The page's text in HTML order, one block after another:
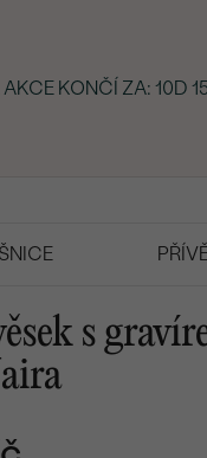
AKCE KONČÍ ZA: 10D
s